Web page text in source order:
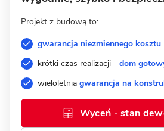
Projekt z budową to:
gwarancja niezmiennego kosztu
krótki czas realizacji - dom
wieloletnia gwarancja na
Wyceń - stan